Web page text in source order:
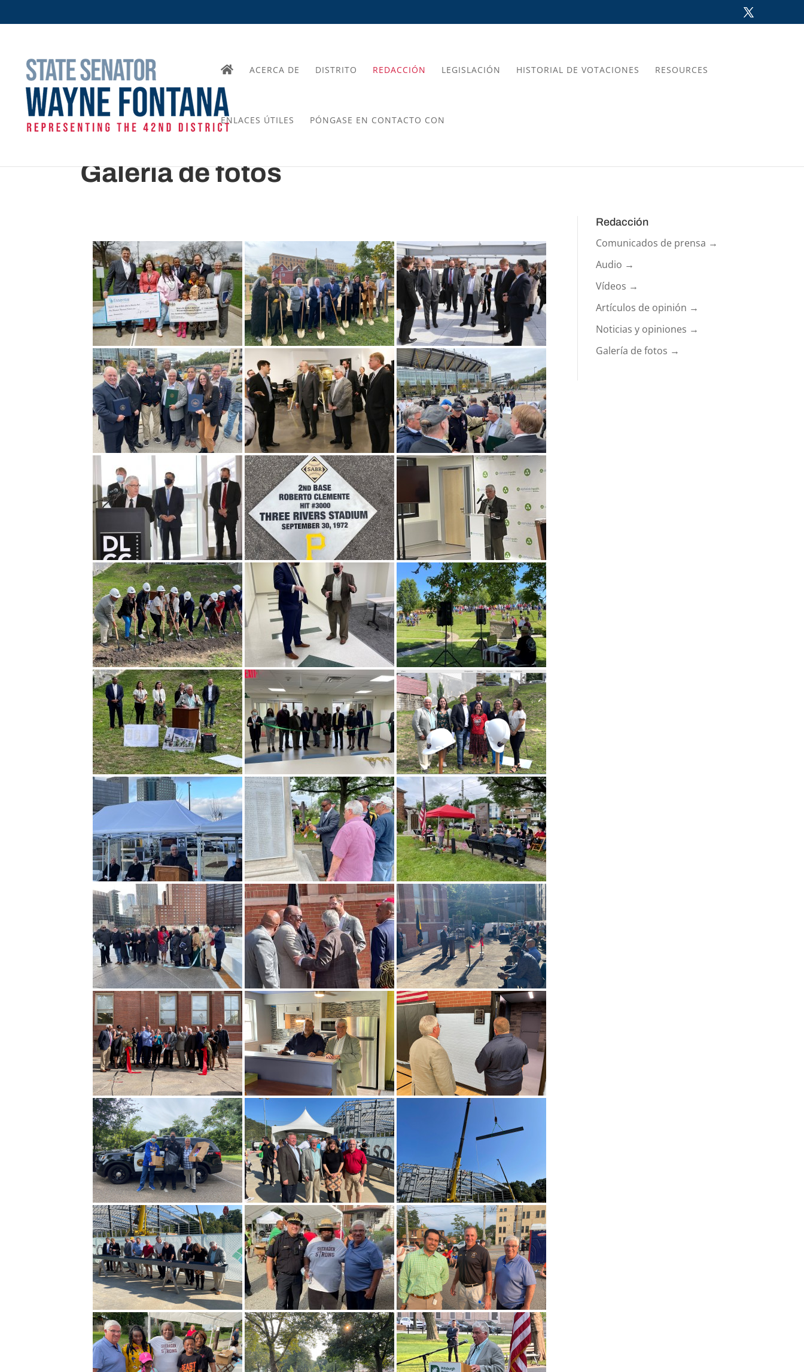
ACERCA DE DISTRITO REDACCIÓN LEGISLACIÓN HISTORIAL DE VOTACIONES RESOURCES
ENLACES ÚTILES PÓNGASE EN CONTACTO CON
Galería de fotos
Redacción
Comunicados de prensa →
Audio →
Vídeos →
Artículos de opinión →
Noticias y opiniones →
Galería de fotos →